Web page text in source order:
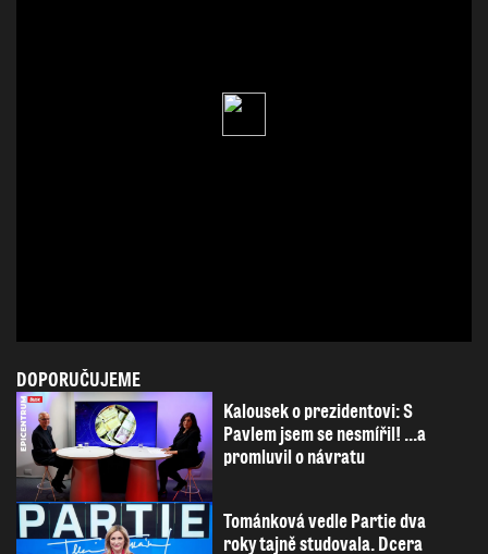
DOPORUČUJEME
Kalousek o prezidentovi: S
Pavlem jsem se nesmířil! ...a
promluvil o návratu
Tománková vedle Partie dva
roky tajně studovala. Dcera